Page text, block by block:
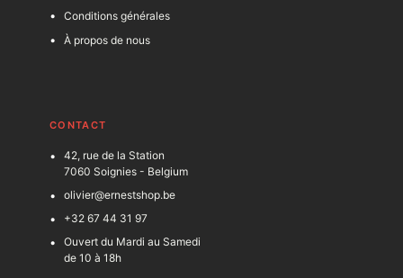
Conditions générales
À propos de nous
CONTACT
42, rue de la Station
7060 Soignies - Belgium
olivier@ernestshop.be
+32 67 44 31 97
Ouvert du Mardi au Samedi
de 10 à 18h